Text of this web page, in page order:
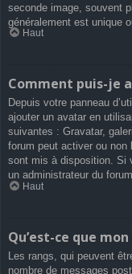
seconde image, souvent
généralement est unique
Haut
Comment puis-je
Depuis votre panneau
ajouter un avatar en
suivantes : Gravatar,
forum peut activer ou non
sont mis à disposition. Si
un administrateur du
Haut
Qu’est-ce que
Les rangs, qui peuvent
nombre de messages